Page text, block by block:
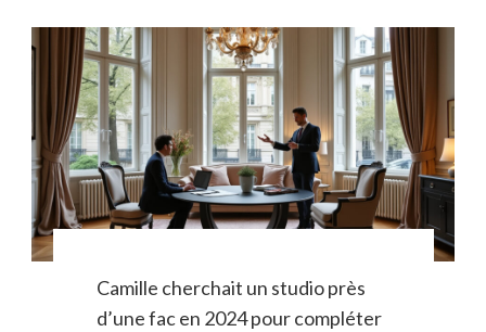
Camille cherchait un studio près
d’une fac en 2024 pour compléter